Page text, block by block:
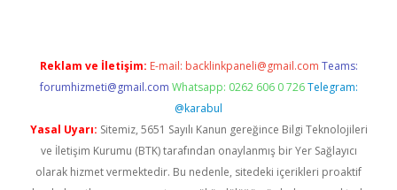
Reklam ve İletişim: E-mail: backlinkpaneli@gmail.com Teams:
forumhizmeti@gmail.com Whatsapp: 0262 606 0 726 Telegram:
@karabul
Yasal Uyarı: Sitemiz, 5651 Sayılı Kanun gereğince Bilgi Teknolojileri
ve İletişim Kurumu (BTK) tarafından onaylanmış bir Yer Sağlayıcı
olarak hizmet vermektedir. Bu nedenle, sitedeki içerikleri proaktif